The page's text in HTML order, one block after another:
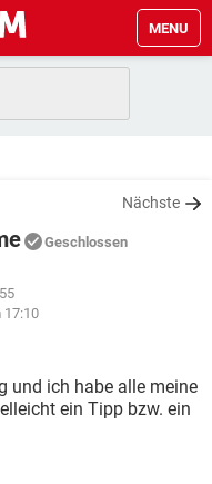
MENU
Nächste
Geschlossen
17:10
und ich habe alle meine
ein Tipp bzw. ein